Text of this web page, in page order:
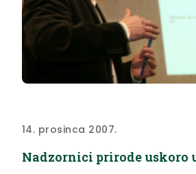
14. prosinca 2007.
Nadzornici prirode uskoro